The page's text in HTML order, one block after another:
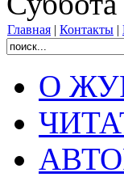
Главная | Контакты |
О